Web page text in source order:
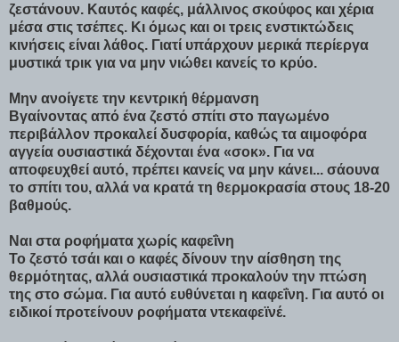
ζεστάνουν. Καυτός καφές, μάλλινος σκούφος και χέρια
μέσα στις τσέπες. Κι όμως και οι τρεις ενστικτώδεις
κινήσεις είναι λάθος. Γιατί υπάρχουν μερικά περίεργα
μυστικά τρικ για να μην νιώθει κανείς το κρύο.
Μην ανοίγετε την κεντρική θέρμανση
Βγαίνοντας από ένα ζεστό σπίτι στο παγωμένο
περιβάλλον προκαλεί δυσφορία, καθώς τα αιμοφόρα
αγγεία ουσιαστικά δέχονται ένα «σοκ». Για να
αποφευχθεί αυτό, πρέπει κανείς να μην κάνει... σάουνα
το σπίτι του, αλλά να κρατά τη θερμοκρασία στους 18-20
βαθμούς.
Ναι στα ροφήματα χωρίς καφεΐνη
Το ζεστό τσάι και ο καφές δίνουν την αίσθηση της
θερμότητας, αλλά ουσιαστικά προκαλούν την πτώση
της στο σώμα. Για αυτό ευθύνεται η καφεΐνη. Για αυτό οι
ειδικοί προτείνουν ροφήματα ντεκαφεϊνέ.